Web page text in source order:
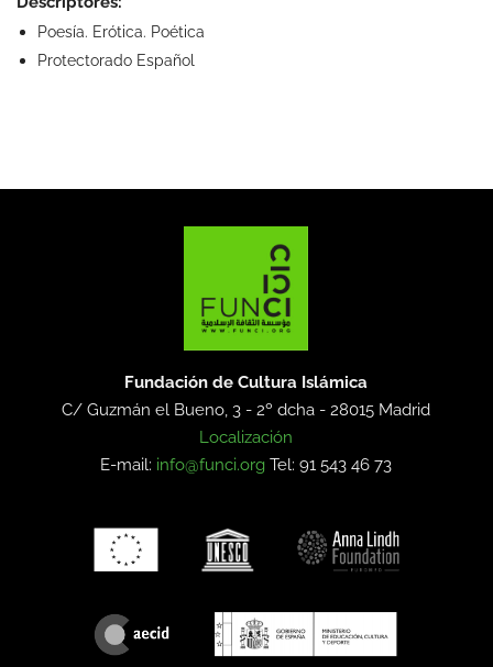
Poesía. Erótica. Poética
Protectorado Español
Fundación de Cultura Islámica
C/ Guzmán el Bueno, 3 - 2º dcha -28015 Madrid
Localización
E-mail: info@funci.org Tel: 91 543 46 73